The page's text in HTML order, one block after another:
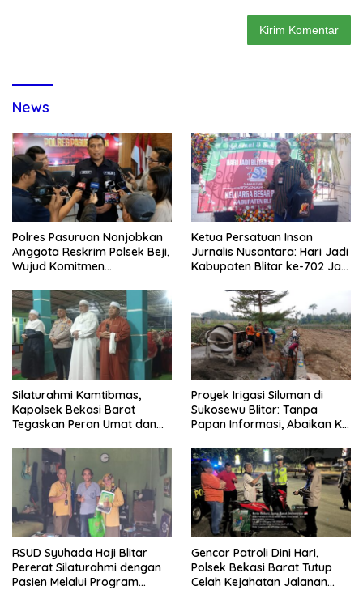
News
Polres Pasuruan Nonjobkan
Anggota Reskrim Polsek Beji,
Wujud Komitmen
Dugaan Penganiayaan
Ketua Persatuan Insan
Jurnalis Nusantara: Hari Jadi
Kabupaten Blitar ke-702 Jadi
Pembangunan
Silaturahmi Kamtibmas,
Kapolsek Bekasi Barat
Tegaskan Peran Umat dan
Kondusivitas Wilayah
Proyek Irigasi Siluman di
Sukosewu Blitar: Tanpa
Papan Informasi, Abaikan K3,
Tanggung Jawab
RSUD Syuhada Haji Blitar
Pererat Silaturahmi dengan
Pasien Melalui Program
Gencar Patroli Dini Hari,
Polsek Bekasi Barat Tutup
Celah Kejahatan Jalanan